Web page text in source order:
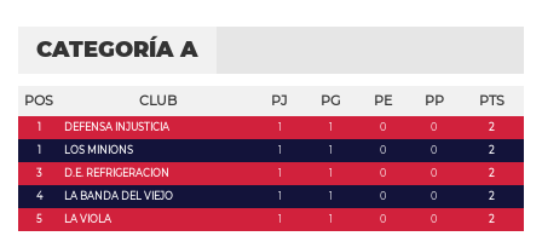
CATEGORÍA A
POS CLUB PJ PG PE PP PTS
1 DEFENSA INJUSTICIA 1 1 0 0
2
1
LOS MINIONS 1 1 0 0
2
3
D.E. REFRIGERACION 1 1 0 0
2
4
LA BANDA DEL VIEJO 1 1 0 0
2
5
LA VIOLA 1 1 0 0 2